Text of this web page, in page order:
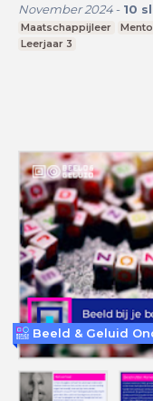
November 2024- 10
Maatschappijleer
Leerjaar 3
Beeld & Geluid